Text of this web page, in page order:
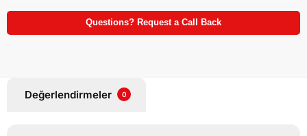
Questions? Request a Call Back
Değerlendirmeler 0